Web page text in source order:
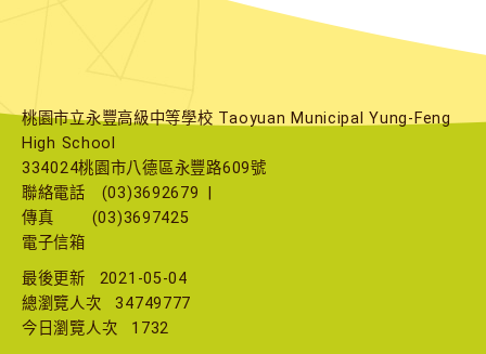
桃園市立永豐高級中等學校 Taoyuan Municipal Yung-Feng
High School
334024桃園市八德區永豐路609號
聯絡電話
(03)3692679
傳真
(03)3697425
電子信箱
最後更新
2021-05-04
總瀏覽人次
34749777
今日瀏覽人次
1732